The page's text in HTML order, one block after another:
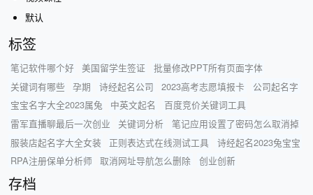
默认
标签
笔记软件哪个好 美国留学生签证
批量修改PPT所有页面字体
关键词有哪些
孕期 诗经起名公司 2023高考志愿填报卡
公司起名字
宝宝名字大全2023属兔
中英文起名
百度竞价关键词工具
雷军直播聊最后一次创业
关键词分析
笔记应用设置了密码怎么取消掉
服装店起名字大全女装
正则表达式在线测试工具
诗经起名2023兔宝宝
RPA注册保单分析师
取消网址导航怎么删除 创业创新
存档